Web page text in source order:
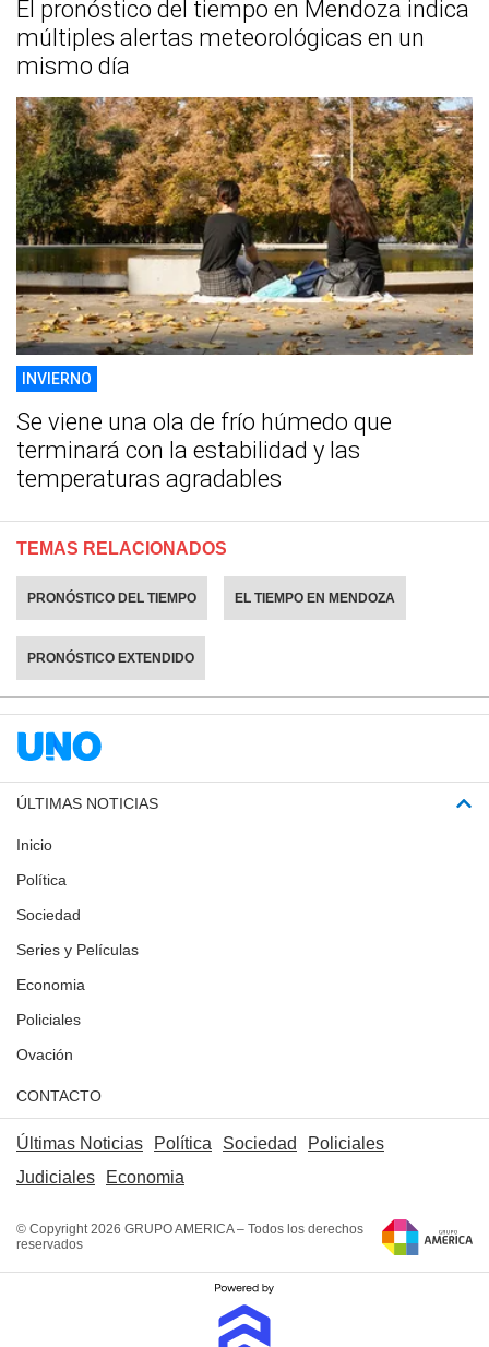
El pronóstico del tiempo en Mendoza indica
múltiples alertas meteorológicas en un
mismo día
INVIERNO
Se viene una ola de frío húmedo que
terminará con la estabilidad y las
temperaturas agradables
TEMAS RELACIONADOS
PRONÓSTICO DEL TIEMPO EL TIEMPO EN MENDOZA
PRONÓSTICO EXTENDIDO
ÚLTIMAS NOTICIAS
Inicio
Política
Sociedad
Series y Películas
Economia
Policiales
Ovación
CONTACTO
Últimas Noticias Política Sociedad
Policiales
Judiciales
Economia
© Copyright 2026 GRUPO AMERICA – Todos los derechos
reservados